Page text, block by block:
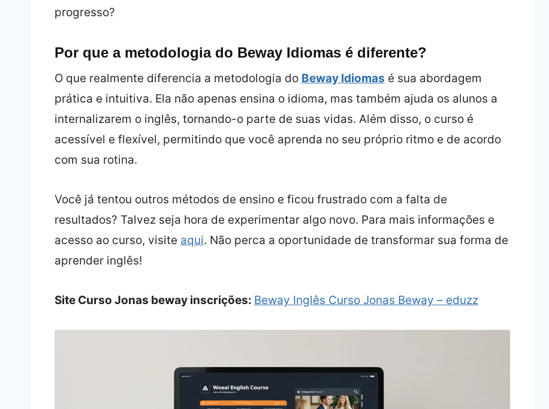
progresso?
Por que a metodologia do Beway Idiomas é diferente?
O que realmente diferencia a metodologia do Beway Idiomas é sua abordagem
prática e intuitiva. Ela não apenas ensina o idioma, mas também ajuda os alunos a
internalizarem o inglês, tornando-o parte de suas vidas. Além disso, o curso é
acessível e flexível, permitindo que você aprenda no seu próprio ritmo e de acordo
com sua rotina.
Você já tentou outros métodos de ensino e ficou frustrado com a falta de
resultados? Talvez seja hora de experimentar algo novo. Para mais informações e
acesso ao curso, visite aqui. Não perca a oportunidade de transformar sua forma de
aprender inglês!
Site Curso Jonas beway inscrições: Beway Inglês Curso Jonas Beway – eduzz